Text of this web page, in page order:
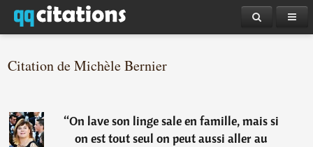
Citation de Michèle Bernier
“On lave son linge sale en famille, mais si
on est tout seul on peut aussi aller au